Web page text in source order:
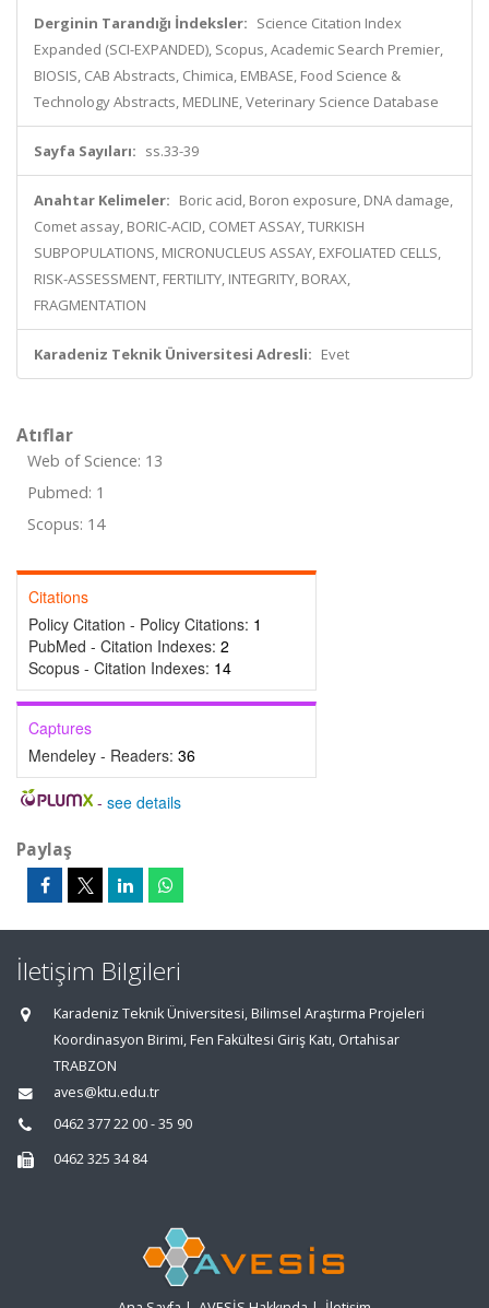
Derginin Tarandığı İndeksler: Science Citation Index
Expanded (SCI-EXPANDED), Scopus, Academic Search Premier,
BIOSIS, CAB Abstracts, Chimica, EMBASE, Food Science &
Technology Abstracts, MEDLINE, Veterinary Science Database
Sayfa Sayıları: ss.33-39
Anahtar Kelimeler: Boric acid, Boron exposure, DNA damage,
Comet assay, BORIC-ACID, COMET ASSAY, TURKISH
SUBPOPULATIONS, MICRONUCLEUS ASSAY, EXFOLIATED CELLS,
RISK-ASSESSMENT, FERTILITY, INTEGRITY, BORAX,
FRAGMENTATION
Karadeniz Teknik Üniversitesi Adresli: Evet
Atıflar
Web of Science: 13
Pubmed: 1
Scopus: 14
Citations
Policy Citation - Policy Citations: 1
PubMed - Citation Indexes: 2
Scopus - Citation Indexes: 14
Captures
Mendeley - Readers: 36
- see details
Paylaş
İletişim Bilgileri
Karadeniz Teknik Üniversitesi, Bilimsel Araştırma Projeleri
Koordinasyon Birimi, Fen Fakültesi Giriş Katı, Ortahisar
TRABZON
aves@ktu.edu.tr
0462 377 22 00 - 35 90
0462 325 34 84